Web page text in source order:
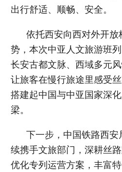
出行舒适、顺畅、安全。
依托西安向西对外开
势，本次中亚人文旅游班
长安古都文脉、西域多元
让旅客在慢行旅途里感受
搭建起中国与中亚国家深
梁。
下一步，中国铁路西
续携手文旅部门，深耕丝
优化专列运营方案，丰富